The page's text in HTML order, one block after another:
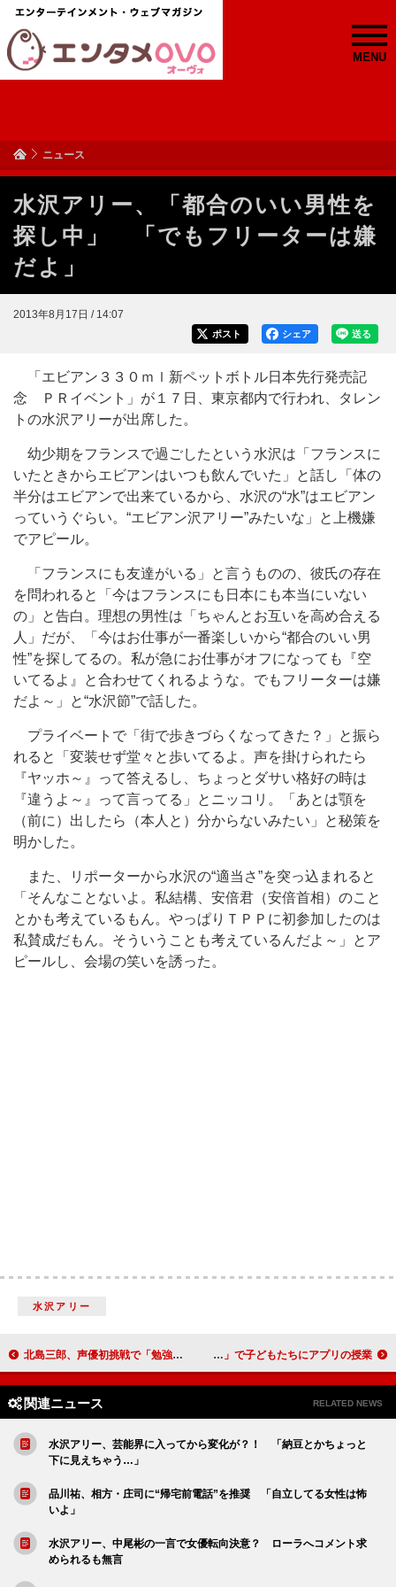
MENU
ニュース
水沢アリー、「都合のいい男性を
探し中」 「でもフリーターは嫌
だよ」
2013年8月17日 / 14:07
送る
シェア
ポスト
「エビアン３３０ｍｌ新ペットボトル日本先行発売記
念 ＰＲイベント」が１７日、東京都内で行われ、タレン
トの水沢アリーが出席した。
幼少期をフランスで過ごしたという水沢は「フランスに
いたときからエビアンはいつも飲んでいた」と話し「体の
半分はエビアンで出来ているから、水沢の“水”はエビアン
っていうぐらい。“エビアン沢アリー”みたいな」と上機嫌
でアピール。
「フランスにも友達がいる」と言うものの、彼氏の存在
を問われると「今はフランスにも日本にも本当にいない
の」と告白。理想の男性は「ちゃんとお互いを高め合える
人」だが、「今はお仕事が一番楽しいから“都合のいい男
性”を探してるの。私が急にお仕事がオフになっても『空
いてるよ』と合わせてくれるような。でもフリーターは嫌
だよ～」と“水沢節”で話した。
プライベートで「街で歩きづらくなってきた？」と振ら
れると「変装せず堂々と歩いてるよ。声を掛けられたら
『ヤッホ～』って答えるし、ちょっとダサい格好の時は
『違うよ～』って言ってる」とニッコリ。「あとは顎を
（前に）出したら（本人と）分からないみたい」と秘策を
明かした。
また、リポーターから水沢の“適当さ”を突っ込まれると
「そんなことないよ。私結構、安倍君（安倍首相）のこと
とかも考えているもん。やっぱりＴＰＰに初参加したのは
私賛成だもん。そういうことも考えているんだよ～」とア
ピールし、会場の笑いを誘った。
水沢アリー
北島三郎、声優初挑戦で「勉強になった」 子役にも「負けちゃいけねぇ」と笑顔 ハイキング・Ｑ太郎「早く子どもをつくりたい」 吉本「笑楽校」で子どもたちにアプリの授業
関連ニュース RELATED NEWS
水沢アリー、芸能界に入ってから変化が？！ 「納豆とかちょっと
下に見えちゃう…」
品川祐、相方・庄司に“帰宅前電話”を推奨 「自立してる女性は怖
いよ」
水沢アリー、中尾彬の一言で女優転向決意？ ローラへコメント求
められるも無言